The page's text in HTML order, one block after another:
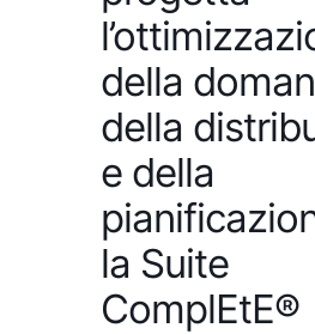
della
della
e della
la Suite
ComplEtE®